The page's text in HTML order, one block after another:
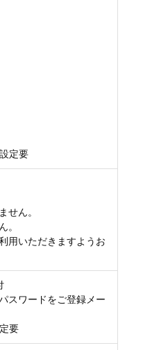
定要
せん。
。
用いただきますようお
スワードをご登録メー
要